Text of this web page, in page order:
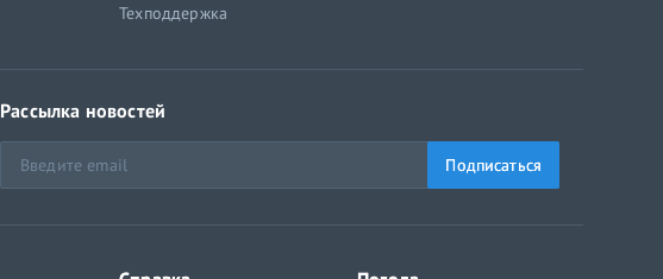
Техподдержка
Рассылка новостей
Подписаться